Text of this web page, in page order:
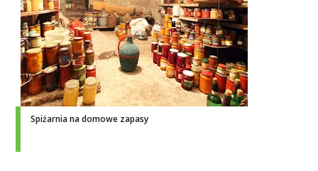
Spiżarnia na domowe zapasy